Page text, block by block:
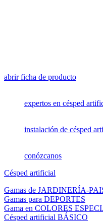
abrir ficha de producto
expertos en césped
instalación de césped
conózcanos
Césped artificial
Gamas de JARDINERÍA-
Gamas para DEPORTES
Gama en COLORES
Césped artificial BÁSICO